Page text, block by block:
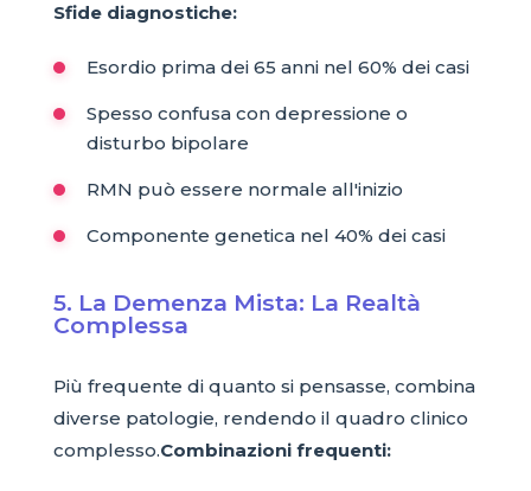
Sfide diagnostiche:
Esordio prima dei 65 anni nel 60% dei casi
Spesso confusa con depressione o
disturbo bipolare
RMN può essere normale all'inizio
Componente genetica nel 40% dei casi
5. La Demenza Mista: La Realtà
Complessa
Più frequente di quanto si pensasse, combina
diverse patologie, rendendo il quadro clinico
complesso.Combinazioni frequenti: